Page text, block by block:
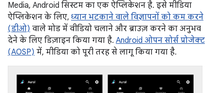
Media, Android सिस्टम का एक ऐप्लिकेशन है. इसे मीडिया
ऐप्लिकेशन के लिए, ध्यान भटकाने वाले विज्ञापनों को कम करने
(डीओ) वाले मोड में वीडियो चलाने और ब्राउज़ करने का अनुभव
देने के लिए डिज़ाइन किया गया है. Android ओपन सोर्स प्रोजेक्ट
(AOSP) में, मीडिया को पूरी तरह से लागू किया गया है.